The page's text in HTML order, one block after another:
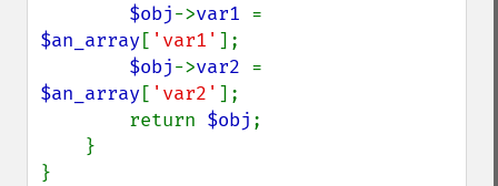
$obj->var1
$an_array[ 'var1' ];
$obj->var2
$an_array[ 'var2' ];
        return
$obj ;
}